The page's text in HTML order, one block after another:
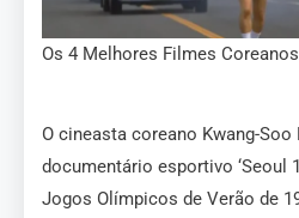
Os 4 Melhores Filmes
O cineasta coreano Kwang-Soo
documentário esportivo ‘Seoul
Jogos Olímpicos de Verão de